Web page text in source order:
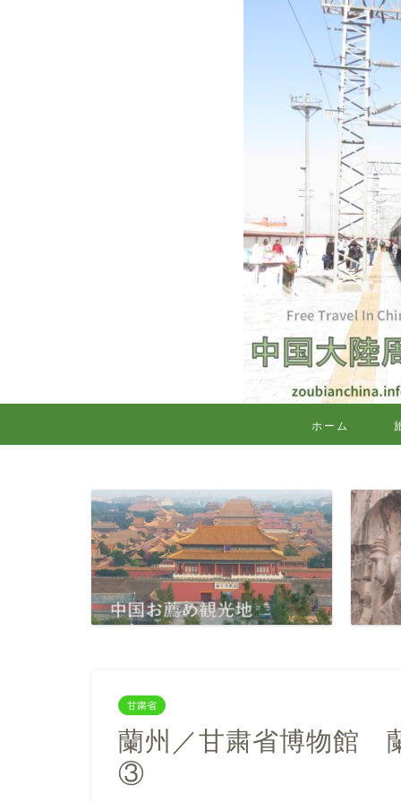
ホーム
甘粛省
蘭州／甘粛省博物館
③